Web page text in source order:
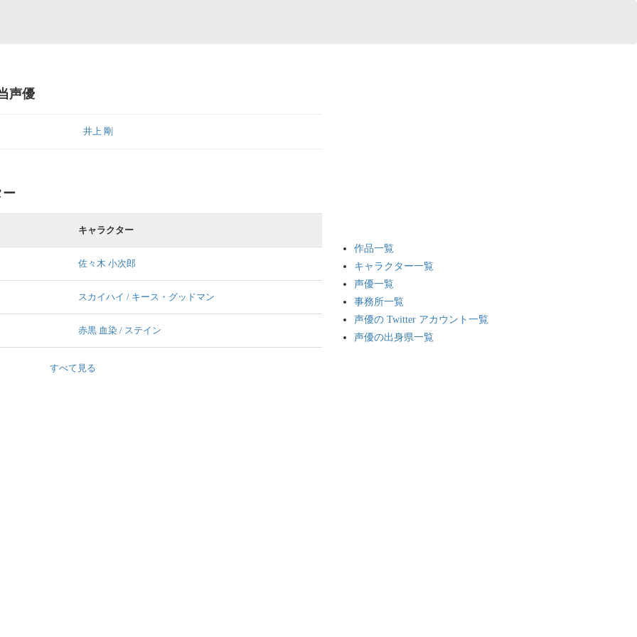
声優
井上 剛
ー
キャラクター
佐々木 小次郎
スカイハイ / キース・グッドマン
赤黒 血染 / ステイン
すべて見る
作品一覧
キャラクター一覧
声優一覧
事務所一覧
声優の Twitter アカウント一覧
声優の出身県一覧